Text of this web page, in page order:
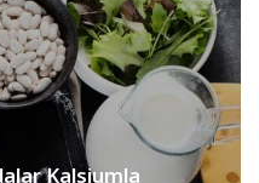
Kalsiumla